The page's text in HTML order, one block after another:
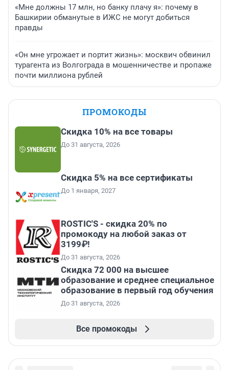
«Мне должны 17 млн, но банку плачу я»: почему в
Башкирии обманутые в ИЖС не могут добиться
правды
«Он мне угрожает и портит жизнь»: москвич обвинил
турагента из Волгограда в мошенничестве и пропаже
почти миллиона рублей
ПРОМОКОДЫ
Скидка 10% на все товары
До 31 августа, 2026
Скидка 5% на все сертификаты
До 1 января, 2027
ROSTIC'S - скидка 20% по
промокоду на любой заказ от
3199₽!
До 31 августа, 2026
Скидка 72 000 на высшее
образование и среднее специальное
образование в первый год обучения
До 31 августа, 2026
Все промокоды